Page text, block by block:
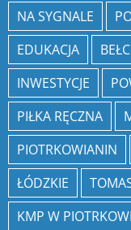
NA SYGNALE
EDUKACJA
INWESTYCJE
PIŁKA RĘCZNA
PIOTRKOWIANIN
ŁÓDZKIE
KMP W